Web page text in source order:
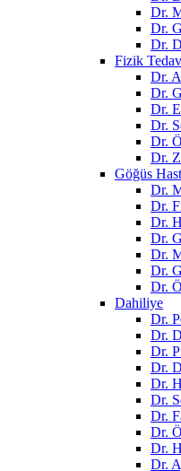
Dr.
Dr.
Dr.
Fizik
Dr.
Dr.
Dr.
Dr.
Dr.
Dr.
Göğüs
Dr.
Dr.
Dr.
Dr.
Dr.
Dr.
Dr.
Dahiliye
Dr.
Dr.
Dr.
Dr.
Dr.
Dr.
Dr.
Dr.
Dr.
Dr.